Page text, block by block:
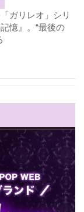
ガリレオ」シリ
憶』。“最後の